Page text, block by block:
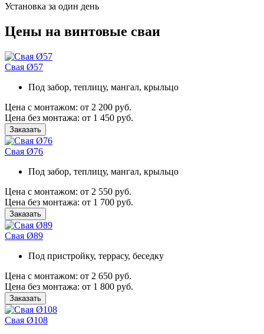
Установка за один день
Цены на винтовые сваи
Свая Ø57
Под забор, теплицу, мангал, крыльцо
Цена с монтажом: от 2 200 руб.
Цена без монтажа: от 1 450 руб.
Заказать
Свая Ø76
Под забор, теплицу, мангал, крыльцо
Цена с монтажом: от 2 550 руб.
Цена без монтажа: от 1 700 руб.
Заказать
Свая Ø89
Под пристройку, террасу, беседку
Цена с монтажом: от 2 650 руб.
Цена без монтажа: от 1 800 руб.
Заказать
Свая Ø108